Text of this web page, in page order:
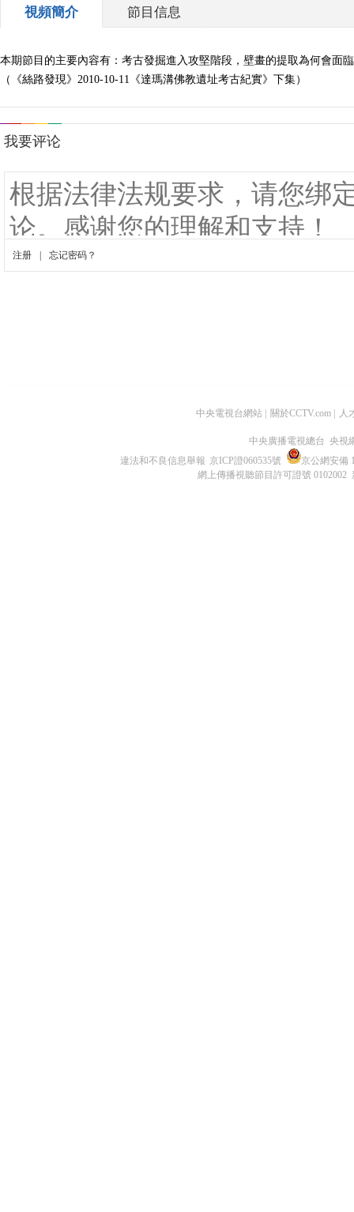
視頻簡介 節目信息
本期節目的主要內容有：考古發掘進入攻堅階段，壁畫的提取為何會面
（《絲路發現》2010-10-11《達瑪溝佛教遺址考古紀實》下集）
中央電視台網站 關於CCTV.com 人
中央廣播電視總台 央視
違法和不良信息舉報 京ICP證060535號
京公網安備
網上傳播視聽節目許可證號 0102002